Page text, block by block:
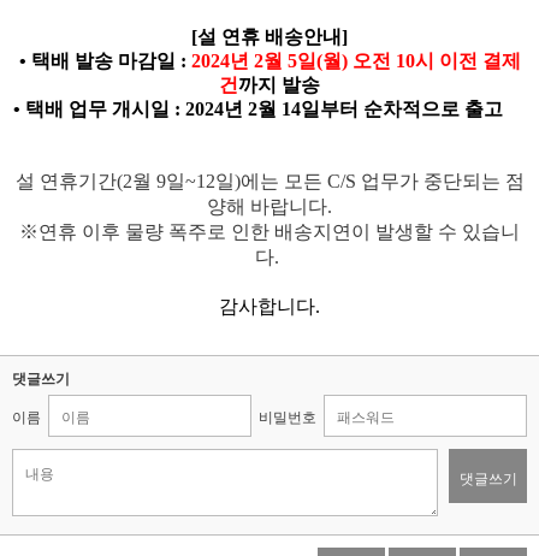
[설 연휴 배송안내]
• 택배 발송 마감일 : 2024년 2월 5일(월) 오전 10시 이전 결제
건까지 발송
• 택배 업무 개시일 : 2024년 2월 14일부터 순차적으로 출고
설 연휴기간(2월 9일~12일)에는 모든 C/S 업무가 중단되는 점
양해 바랍니다.
※연휴 이후 물량 폭주로 인한 배송지연이 발생할 수 있습니
다.
감사합니다.
댓글쓰기
이름 비밀번호
댓글쓰기